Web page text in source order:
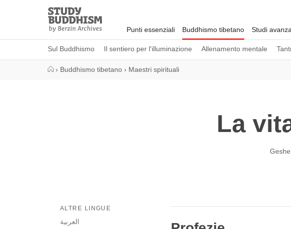
Study
Buddhism
Home
Punti essenziali Buddhismo tibetano
Sul Buddhismo Il sentiero per l'illuminazione Allenamento mentale
Studi
› Buddhismo tibetano › Maestri spirituali
La
ALTRE LINGUE
العربية